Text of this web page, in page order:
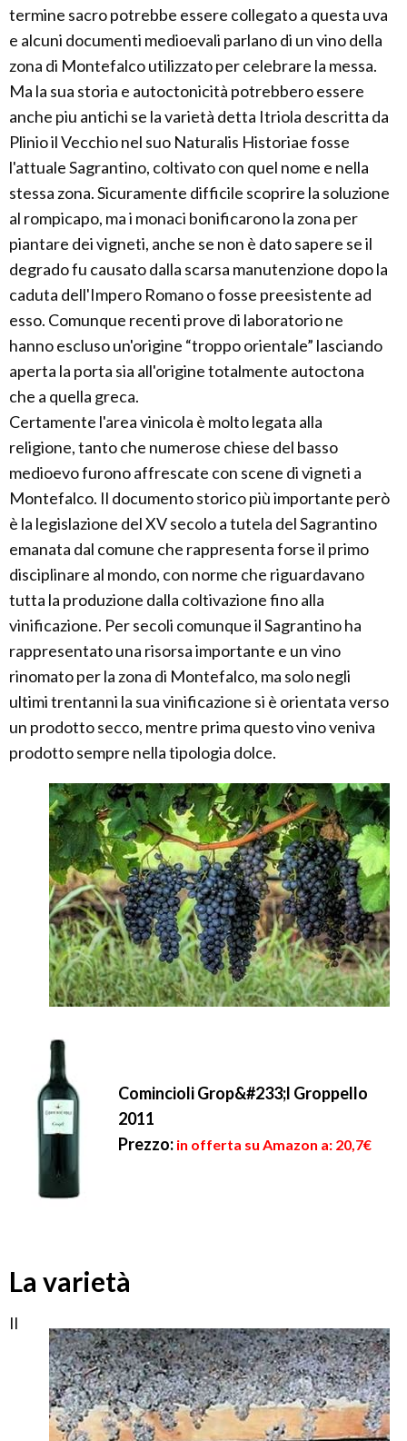
termine sacro potrebbe essere collegato a questa uva
e alcuni documenti medioevali parlano di un vino della
zona di Montefalco utilizzato per celebrare la messa.
Ma la sua storia e autoctonicità potrebbero essere
anche piu antichi se la varietà detta Itriola descritta da
Plinio il Vecchio nel suo Naturalis Historiae fosse
l'attuale Sagrantino, coltivato con quel nome e nella
stessa zona. Sicuramente difficile scoprire la soluzione
al rompicapo, ma i monaci bonificarono la zona per
piantare dei vigneti, anche se non è dato sapere se il
degrado fu causato dalla scarsa manutenzione dopo la
caduta dell'Impero Romano o fosse preesistente ad
esso. Comunque recenti prove di laboratorio ne
hanno escluso un'origine “troppo orientale” lasciando
aperta la porta sia all'origine totalmente autoctona
che a quella greca.
Certamente l'area vinicola è molto legata alla
religione, tanto che numerose chiese del basso
medioevo furono affrescate con scene di vigneti a
Montefalco. Il documento storico più importante però
è la legislazione del XV secolo a tutela del Sagrantino
emanata dal comune che rappresenta forse il primo
disciplinare al mondo, con norme che riguardavano
tutta la produzione dalla coltivazione fino alla
vinificazione. Per secoli comunque il Sagrantino ha
rappresentato una risorsa importante e un vino
rinomato per la zona di Montefalco, ma solo negli
ultimi trentanni la sua vinificazione si è orientata verso
un prodotto secco, mentre prima questo vino veniva
prodotto sempre nella tipologia dolce.
Comincioli Grop&#233;l Groppello
2011
Prezzo: in offerta su Amazon a: 20,7€
La varietà
Il